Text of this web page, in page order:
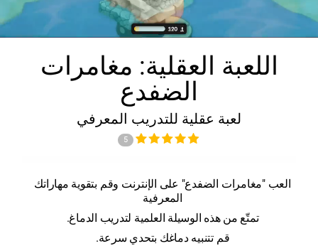
اللعبة العقلية: مغامرات
الضفدع
لعبة عقلية للتدريب المعرفي
5
العب "مغامرات الضفدع" على الإنترنت وقم بتقوية مهاراتك
المعرفية
تمتّع من هذه الوسيلة العلمية لتدريب الدماغ.
قم تتنبيه دماغك بتحدي سرعة.